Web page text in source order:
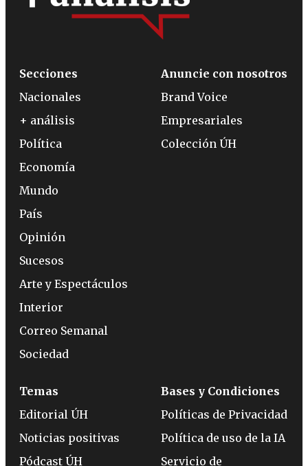
Secciones
Nacionales
+ análisis
Política
Economía
Mundo
País
Opinión
Sucesos
Arte y Espectáculos
Interior
Correo Semanal
Sociedad
Anuncie con nosotros
Brand Voice
Empresariales
Colección ÚH
Temas
Editorial ÚH
Noticias positivas
Pódcast ÚH
Bases y Condiciones
Políticas de Privacidad
Política de uso de la IA
Servicio de